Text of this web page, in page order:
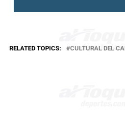
RELATED TOPICS: CULTURAL DEL